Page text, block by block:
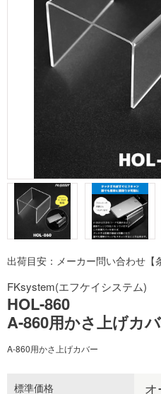
出荷目安：メーカー問い合わせ【
FKsystem(エフケイシステム)
HOL-860
A-860用かさ上げカ
A-860用かさ上げカバー
標準価格